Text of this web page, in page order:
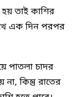
তাই কাশির
এক দিন পরপর
পাতলা চাদর
না, কিন্তু রাতের